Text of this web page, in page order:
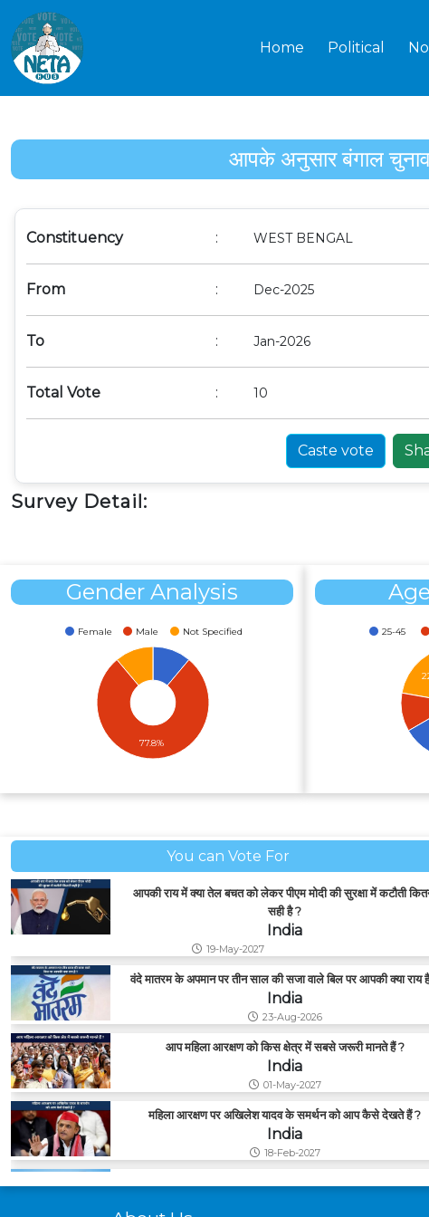
Home Political
आपके अनुसार बंगाल
Constituency : WEST BENGAL
From : Dec-2025
To : Jan-2026
Total Vote : 10
Caste vote
Survey Detail:
Gender Analysis
Female Male Not Specified
77.8%
25-45
You can Vote For
आपकी राय में क्या तेल बचत को लेकर पीएम मोदी की सुरक्षा में कटौती
सही है ?
India
19-May-2027
वंदे मातरम के अपमान पर तीन साल की सजा वाले बिल पर आपकी क्या राय
India
23-Aug-2026
आप महिला आरक्षण को किस क्षेत्र में सबसे जरूरी मानते हैं ?
India
01-May-2027
महिला आरक्षण पर अखिलेश यादव के समर्थन को आप कैसे देखते हैं ?
India
18-Feb-2027